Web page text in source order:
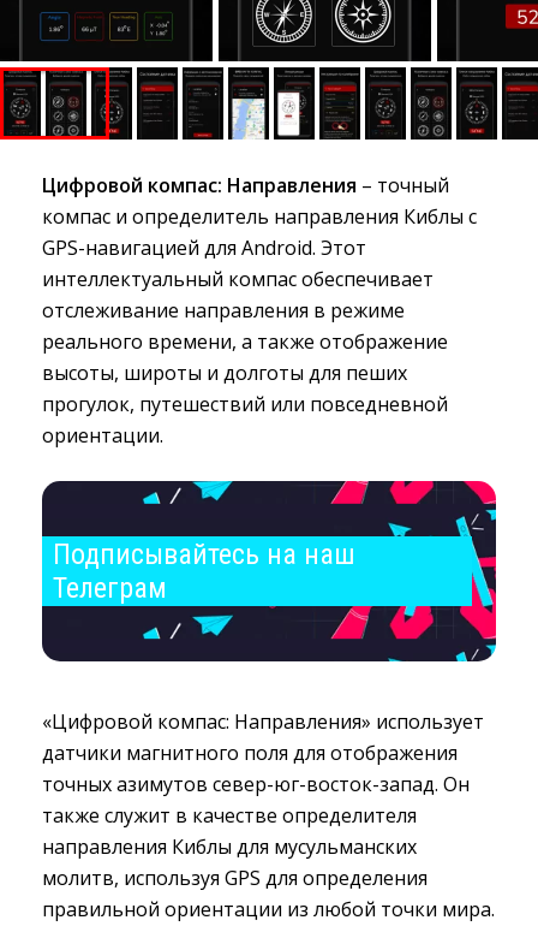
Цифровой компас: Направления – точный
компас и определитель направления Киблы с
GPS-навигацией для Android. Этот
интеллектуальный компас обеспечивает
отслеживание направления в режиме
реального времени, а также отображение
высоты, широты и долготы для пеших
прогулок, путешествий или повседневной
ориентации.
Подписывайтесь на наш
Телеграм
«Цифровой компас: Направления» использует
датчики магнитного поля для отображения
точных азимутов север-юг-восток-запад. Он
также служит в качестве определителя
направления Киблы для мусульманских
молитв, используя GPS для определения
правильной ориентации из любой точки мира.